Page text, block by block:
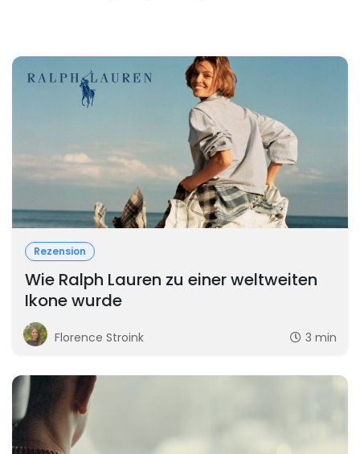
Rezension
Wie Ralph Lauren zu einer weltweiten
Ikone wurde
Florence Stroink 3 min